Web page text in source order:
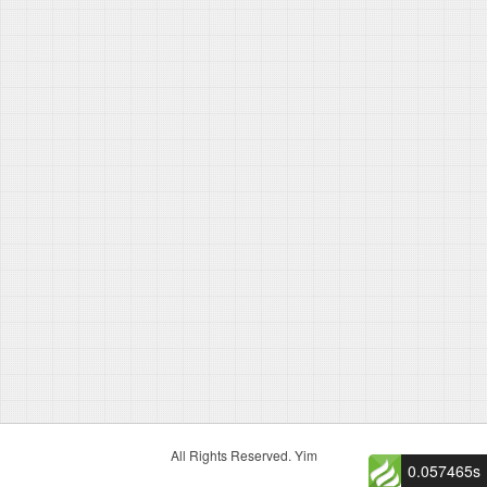
All Rights Reserved. Yim
0.057465s